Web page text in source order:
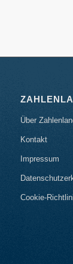
Über
Kontakt
Impressum
Cookie-